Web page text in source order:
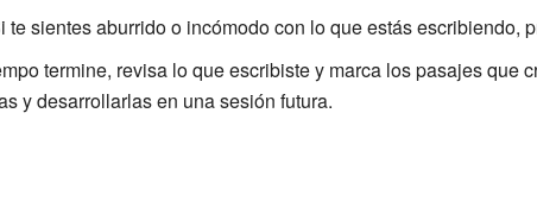
te sientes aburrido o incómodo con lo que estás escribiendo,
termine, revisa lo que escribiste y marca los pasajes que
y desarrollarlas en una sesión futura.